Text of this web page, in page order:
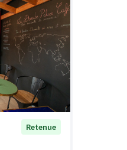
Retenue